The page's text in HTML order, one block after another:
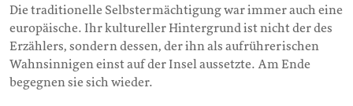
Die traditionelle Selbstermächtigung war immer auch eine
europäische. Ihr kultureller Hintergrund ist nicht der des
Erzählers, sondern dessen, der ihn als aufrührerischen
Wahnsinnigen einst auf der Insel aussetzte. Am Ende
begegnen sie sich wieder.